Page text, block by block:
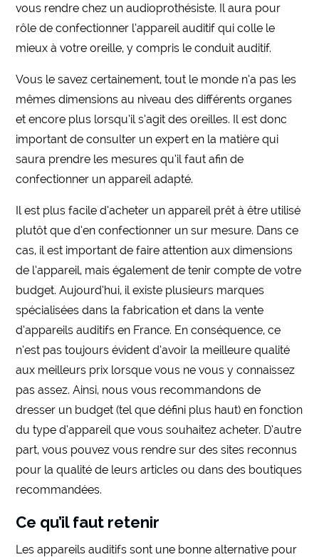
vous rendre chez un audioprothésiste. Il aura pour
rôle de confectionner l’appareil auditif qui colle le
mieux à votre oreille, y compris le conduit auditif.
Vous le savez certainement, tout le monde n’a pas les
mêmes dimensions au niveau des différents organes
et encore plus lorsqu’il s’agit des oreilles. Il est donc
important de consulter un expert en la matière qui
saura prendre les mesures qu’il faut afin de
confectionner un appareil adapté.
Il est plus facile d’acheter un appareil prêt à être utilisé
plutôt que d’en confectionner un sur mesure. Dans ce
cas, il est important de faire attention aux dimensions
de l’appareil, mais également de tenir compte de votre
budget. Aujourd’hui, il existe plusieurs marques
spécialisées dans la fabrication et dans la vente
d’appareils auditifs en France. En conséquence, ce
n’est pas toujours évident d’avoir la meilleure qualité
aux meilleurs prix lorsque vous ne vous y connaissez
pas assez. Ainsi, nous vous recommandons de
dresser un budget (tel que défini plus haut) en fonction
du type d’appareil que vous souhaitez acheter. D’autre
part, vous pouvez vous rendre sur des sites reconnus
pour la qualité de leurs articles ou dans des boutiques
recommandées.
Ce qu’il faut retenir
Les appareils auditifs sont une bonne alternative pour